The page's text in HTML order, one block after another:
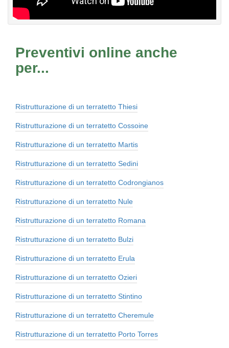
Preventivi online anche
per...
Ristrutturazione di un terratetto Thiesi
Ristrutturazione di un terratetto Cossoine
Ristrutturazione di un terratetto Martis
Ristrutturazione di un terratetto Sedini
Ristrutturazione di un terratetto Codrongianos
Ristrutturazione di un terratetto Nule
Ristrutturazione di un terratetto Romana
Ristrutturazione di un terratetto Bulzi
Ristrutturazione di un terratetto Erula
Ristrutturazione di un terratetto Ozieri
Ristrutturazione di un terratetto Stintino
Ristrutturazione di un terratetto Cheremule
Ristrutturazione di un terratetto Porto Torres